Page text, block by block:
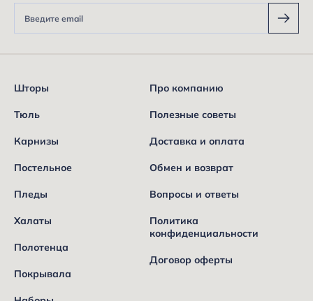
Шторы
Тюль
Карнизы
Постельное
Пледы
Халаты
Полотенца
Покрывала
Про компанию
Полезные советы
Доставка и оплата
Обмен и возврат
Вопросы и ответы
Политика
конфиденциальности
Договор оферты